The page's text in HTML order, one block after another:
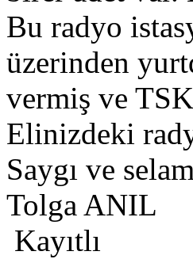
Bu radyo
üzerinden
vermiş ve
Elinizdeki
Saygı ve
Tolga ANIL
Kayıtlı